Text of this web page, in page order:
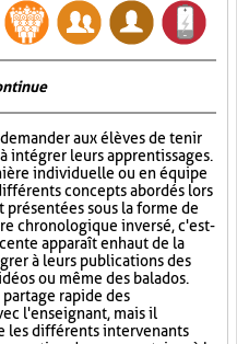
aux élèves de tenir
intégrer leurs apprentissages.
individuelle ou en équipe
concepts abordés lors
présentées sous la forme de
chronologique inversé, c'est-
apparaît en haut de la
à leurs publications des
ou même des balados.
rapide des
l'enseignant, mais il
les différents intervenants